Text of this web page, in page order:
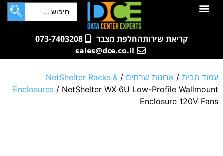
לתוכן
קריאת שירותהחלפת מצבר
073-7403208
sales@dce.co.il
עמוד הבית / ארונות שרתים /
NetShelter Racks &
Enclosures / NetShelter WX 6U Low-Profile Wallmount
Enclosure 120V Fans